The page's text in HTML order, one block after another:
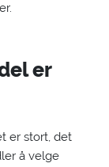
er
er stort, det
å velge